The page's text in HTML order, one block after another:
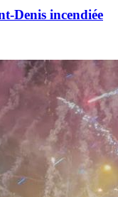
Denis incendiée